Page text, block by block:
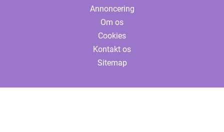
Annoncering
Om os
Cookies
Kontakt os
Sitemap